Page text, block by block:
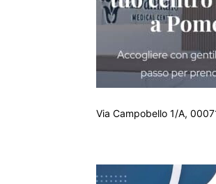
Via Campobello 1/A,